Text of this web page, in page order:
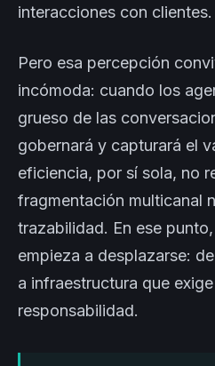
interacciones con clientes.
Pero esa percepción
incómoda: cuando los
grueso de las
gobernará y capturará el
eficiencia, por sí sola, no
fragmentación multicanal
trazabilidad. En ese
empieza a desplazarse:
a infraestructura que
responsabilidad.